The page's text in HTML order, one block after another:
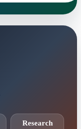
Research